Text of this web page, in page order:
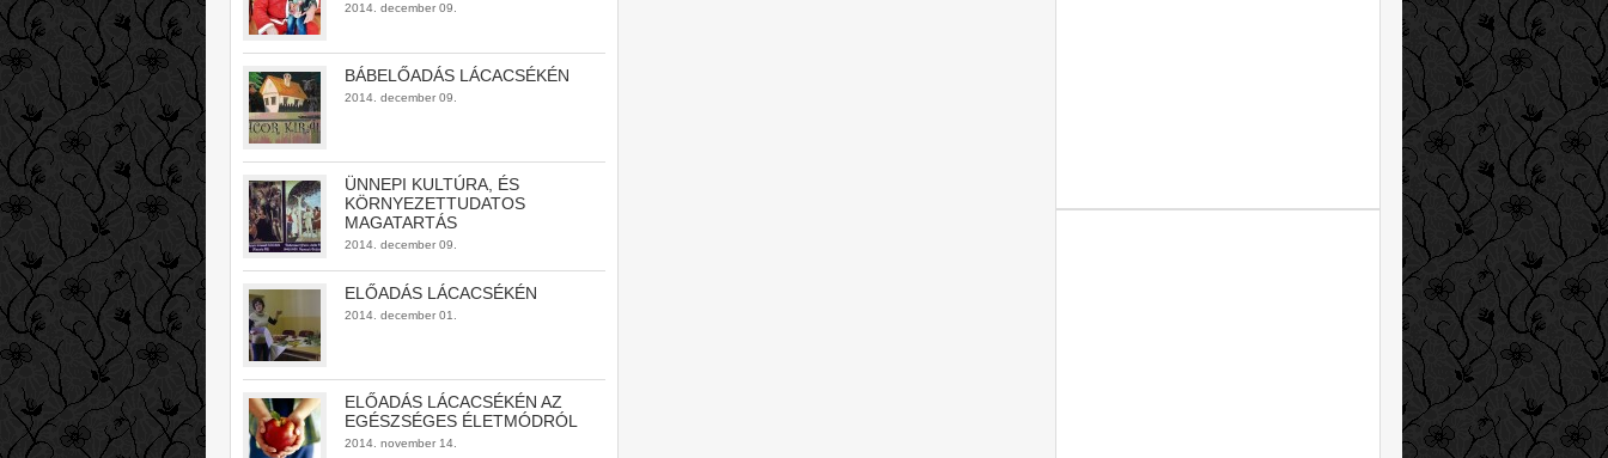
2014. december 09.
BÁBELŐADÁS LÁCACSÉKÉN
2014. december 09.
ÜNNEPI KULTÚRA, ÉS
KÖRNYEZETTUDATOS
MAGATARTÁS
2014. december 09.
ELŐADÁS LÁCACSÉKÉN
2014. december 01.
ELŐADÁS LÁCACSÉKÉN AZ
EGÉSZSÉGES ÉLETMÓDRÓL
2014. november 14.